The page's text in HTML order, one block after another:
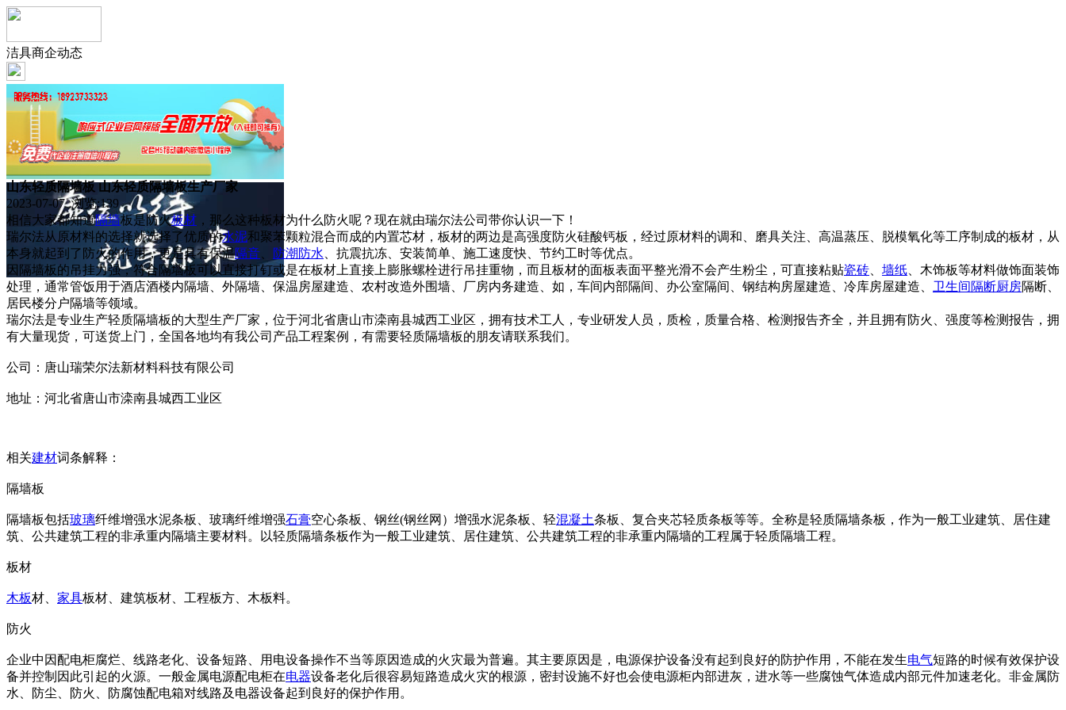
洁具商企动态
山东轻质隔墙板 山东轻质隔墙板生产厂家
2023-07-07 浏览:139
相信大家都知道隔墙板是防火板材 ，那么这种板材为什么防火呢？现在就由瑞尔法公司带你认识一下！
瑞尔法从原材料的选择就选择了优质的水泥和聚苯颗粒混合而成的内置芯材，板材的两边是高强度防火硅酸钙板，经过原材料的调和、磨具关注、高温蒸压、脱模氧化等工序制成的板材，从
本身就起到了防火的作用，更是具有保温隔音 防潮 防水 、抗震抗冻、安装简单、施工速度快、节约工时等优点。
因隔墙板的吊挂力强，符合隔墙板可以直接打钉或是在板材上直接上膨胀螺栓进行吊挂重物，而且板材的面板表面平整光滑不会产生粉尘，可直接粘贴瓷砖 墙纸 、木饰板等材料做饰面装饰
处理，通常管饭用于酒店酒楼内隔墙、外隔墙、保温房屋建造、农村改造外围墙、厂房内务建造、如，车间内部隔间、办公室隔间、钢结构房屋建造、冷库房屋建造、 卫生间 隔断厨房隔断、
居民楼分户隔墙等领域。
瑞尔法是专业生产轻质隔墙板的大型生产厂家，位于河北省唐山市滦南县城西工业区，拥有技术工人，专业研发人员，质检，质量合格、检测报告齐全，并且拥有防火、强度等检测报告，拥
有大量现货，可送货上门，全国各地均有我公司产品工程案例，有需要轻质隔墙板的朋友请联系我们。
公司：唐山瑞荣尔法新材料科技有限公司
地址：河北省唐山市滦南县城西工业区
相关建材词条解释：
隔墙板
隔墙板包括玻璃纤维增强水泥条板、玻璃纤维增强石膏空心条板、钢丝(钢丝网）增强水泥条板、轻混凝土条板、复合夹芯轻质条板等等。全称是轻质隔墙条板，作为一般工业建筑、居住建
筑、公共建筑工程的非承重内隔墙主要材料。以轻质隔墙条板作为一般工业建筑、居住建筑、公共建筑工程的非承重内隔墙的工程属于轻质隔墙工程。
板材
木板材、 家具板材、建筑板材、工程板方、木板料。
防火
企业中因配电柜腐烂、线路老化、设备短路、用电设备操作不当等原因造成的火灾最为普遍。其主要原因是，电源保护设备没有起到良好的防护作用，不能在发生电气短路的时候有效保护设
备并控制因此引起的火源。一般金属电源配电柜在电器设备老化后很容易短路造成火灾的根源，密封设施不好也会使电源柜内部进灰，进水等一些腐蚀气体造成内部元件加速老化。非金属防
水、防尘、防火、防腐蚀配电箱对线路及电器设备起到良好的保护作用。